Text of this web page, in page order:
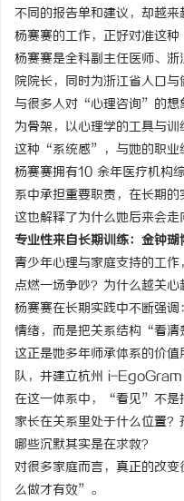
不同的报告单和建议，却越
杨赛赛的工作，正好对准这
杨赛赛是全科副主任医师、
院院长，同时为浙江省人口
与很多人对“心理咨询”的想
为骨架，以心理学的工具与
这种“系统感”，与她的职业
杨赛赛拥有10 余年医疗机构
系中承担重要职责，在长期
这也解释了为什么她后来会
专业性来自长期训练：金钟
青少年心理与家庭支持的工
点燃一场争吵？为什么越关
杨赛赛在长期实践中不断强
情绪，而是把关系结构“看
这正是她多年师承体系的价
队，并建立杭州 i-EgoGram
在这一体系中，“看见”不是
家长在关系里处于什么位置
哪些沉默其实是在求救？
对很多家庭而言，真正的
么做才有效”。